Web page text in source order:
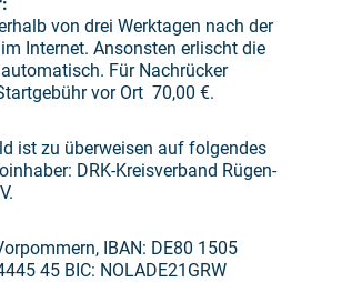
von drei Werktagen nach der
Internet. Ansonsten erlischt die
Für Nachrücker
vor Ort 70,00 €.
ist zu überweisen auf folgendes
DRK-Kreisverband Rügen-
IBAN: DE80 1505
45 BIC: NOLADE21GRW